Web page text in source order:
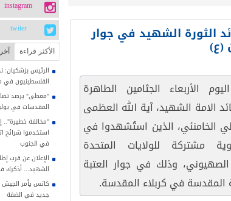
الثورة الشهيد في جوار
(ع)
الأربعاء الجثامين الطاهرة
الامة الشهيد، آية الله العظمى
الخامنئي، الذين استُشهدوا في
مشتركة للولايات المتحدة
الصهيوني، وذلك في جوار العتبة
المقدسة في كربلاء المقدسة.
instagram
twiter
الأکثر قراءة
الرئيس بزشكيان:
الفلسطينيون في
"معطى" يرصد
المقدسات في يوليو
"مخالفة خطيرة"..
استخدموا شرائح
في الجنوب
الإعلان عن قرب
الشهيد... أذكرك
كاتس يأمر الجيش
جديد في الضفة